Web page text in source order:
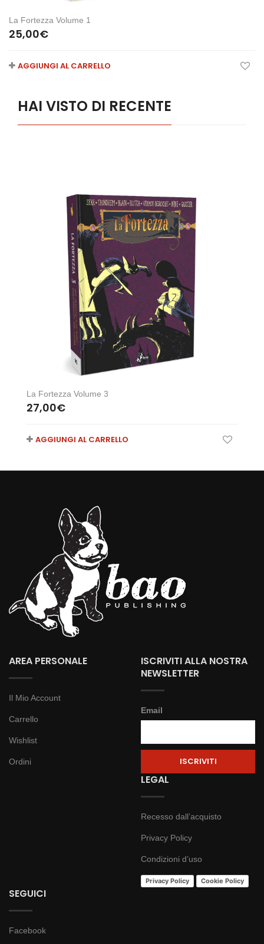
La Fortezza Volume 1
25,00€
AGGIUNGI AL CARRELLO
HAI VISTO DI RECENTE
La Fortezza Volume 3
27,00€
AGGIUNGI AL CARRELLO
AREA PERSONALE
Il Mio Account
Carrello
Wishlist
Ordini
ISCRIVITI ALLA NOSTRA
NEWSLETTER
Email
LEGAL
Recesso dall’acquisto
Privacy Policy
Condizioni d’uso
Privacy Policy Cookie Policy
SEGUICI
Facebook